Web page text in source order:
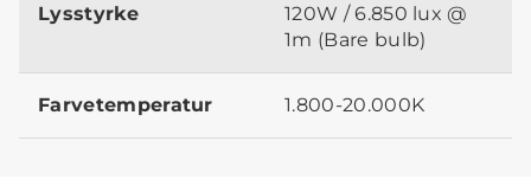
Lysstyrke
120W / 6.850 lux @
1m (Bare bulb)
Farvetemperatur 1.800-20.000K